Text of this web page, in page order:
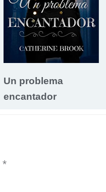
Un problema
encantador
*